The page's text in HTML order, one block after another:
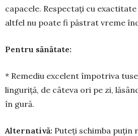
capacele. Respectați cu
altfel nu poate fi păstrat vreme
Pentru sănătate:
* Remediu excelent împo­tri­va
linguriță, de câteva ori pe zi,
în gură.
Alternativă: Puteți schimba puțin